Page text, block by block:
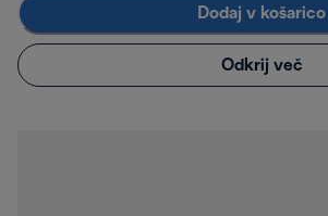
Dodaj v košarico
Odkrij več